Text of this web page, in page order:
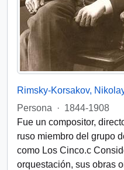
Rimsky-Korsakov,
Persona
· 1844-1908
Fue un compositor,
ruso miembro del grupo
como Los Cinco.c​
orquestación, sus obras